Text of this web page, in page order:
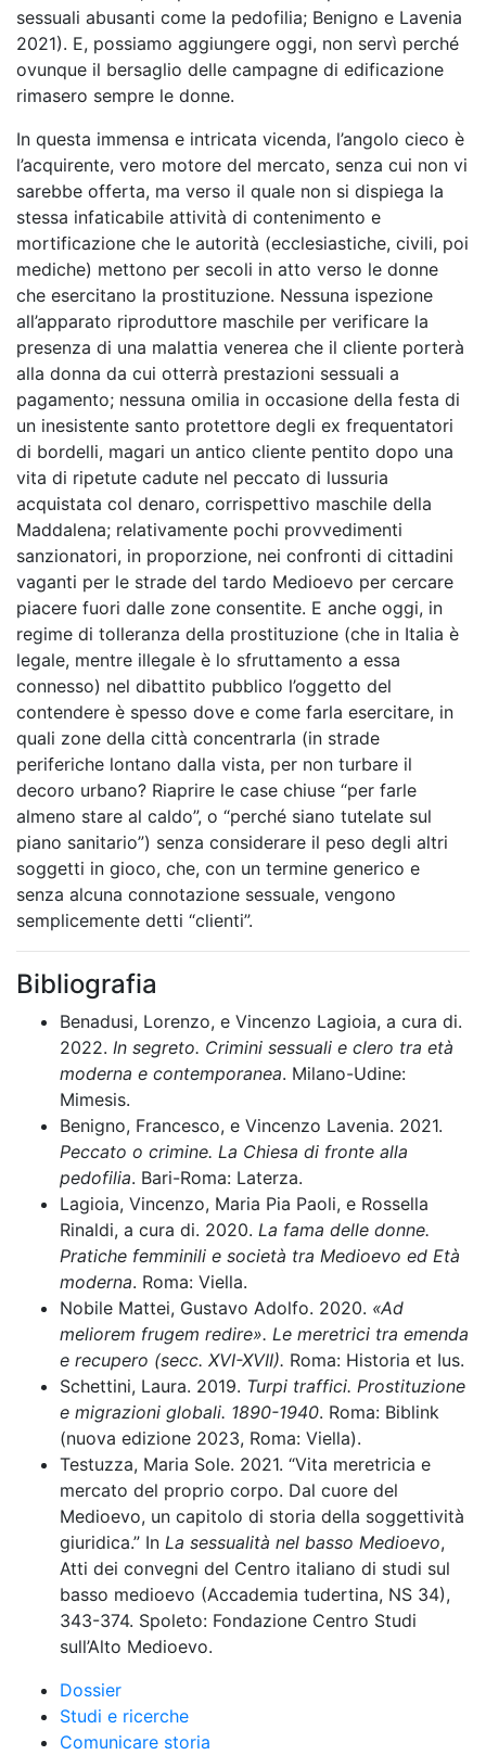
sessuali abusanti come la pedofilia; Benigno e Lavenia
2021). E, possiamo aggiungere oggi, non servì perché
ovunque il bersaglio delle campagne di edificazione
rimasero sempre le donne.
In questa immensa e intricata vicenda, l’angolo cieco è
l’acquirente, vero motore del mercato, senza cui non vi
sarebbe offerta, ma verso il quale non si dispiega la
stessa infaticabile attività di contenimento e
mortificazione che le autorità (ecclesiastiche, civili, poi
mediche) mettono per secoli in atto verso le donne
che esercitano la prostituzione. Nessuna ispezione
all’apparato riproduttore maschile per verificare la
presenza di una malattia venerea che il cliente porterà
alla donna da cui otterrà prestazioni sessuali a
pagamento; nessuna omilia in occasione della festa di
un inesistente santo protettore degli ex frequentatori
di bordelli, magari un antico cliente pentito dopo una
vita di ripetute cadute nel peccato di lussuria
acquistata col denaro, corrispettivo maschile della
Maddalena; relativamente pochi provvedimenti
sanzionatori, in proporzione, nei confronti di cittadini
vaganti per le strade del tardo Medioevo per cercare
piacere fuori dalle zone consentite. E anche oggi, in
regime di tolleranza della prostituzione (che in Italia è
legale, mentre illegale è lo sfruttamento a essa
connesso) nel dibattito pubblico l’oggetto del
contendere è spesso dove e come farla esercitare, in
quali zone della città concentrarla (in strade
periferiche lontano dalla vista, per non turbare il
decoro urbano? Riaprire le case chiuse “per farle
almeno stare al caldo”, o “perché siano tutelate sul
piano sanitario”) senza considerare il peso degli altri
soggetti in gioco, che, con un termine generico e
senza alcuna connotazione sessuale, vengono
semplicemente detti “clienti”.
Bibliografia
Benadusi, Lorenzo, e Vincenzo Lagioia, a cura di.
2022. In segreto. Crimini sessuali e clero tra età
moderna e contemporanea. Milano-Udine:
Mimesis.
Benigno, Francesco, e Vincenzo Lavenia. 2021.
Peccato o crimine. La Chiesa di fronte alla
pedofilia. Bari-Roma: Laterza.
Lagioia, Vincenzo, Maria Pia Paoli, e Rossella
Rinaldi, a cura di. 2020. La fama delle donne.
Pratiche femminili e società tra Medioevo ed Età
moderna. Roma: Viella.
Nobile Mattei, Gustavo Adolfo. 2020. «Ad
meliorem frugem redire». Le meretrici tra emenda
e recupero (secc. XVI-XVII). Roma: Historia et Ius.
Schettini, Laura. 2019. Turpi traffici. Prostituzione
e migrazioni globali. 1890-1940. Roma: Biblink
(nuova edizione 2023, Roma: Viella).
Testuzza, Maria Sole. 2021. “Vita meretricia e
mercato del proprio corpo. Dal cuore del
Medioevo, un capitolo di storia della soggettività
giuridica.” In La sessualità nel basso Medioevo,
Atti dei convegni del Centro italiano di studi sul
basso medioevo (Accademia tudertina, NS 34),
343-374. Spoleto: Fondazione Centro Studi
sull’Alto Medioevo.
Dossier
Studi e ricerche
Comunicare storia